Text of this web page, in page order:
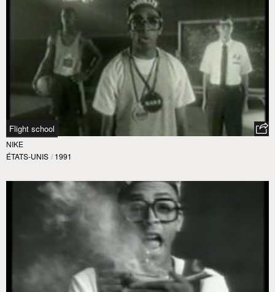
Flight school
NIKE
ÉTATS-UNIS / 1991